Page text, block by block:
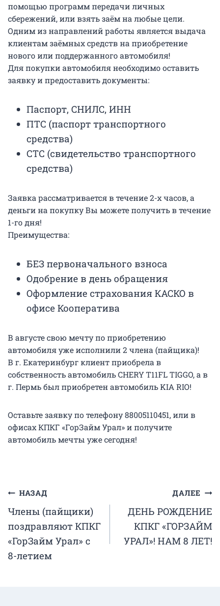
помощью программ передачи личных
сбережений, или взять заём на любые цели.
Одним из направлений работы является выдача
клиентам заёмных средств на приобретение
нового или поддержанного автомобиля!
Для покупки автомобиля необходимо оставить
заявку и предоставить документы:
Паспорт, СНИЛС, ИНН
ПТС (паспорт транспортного
средства)
СТС (свидетельство транспортного
средства)
Заявка рассматривается в течение 2-х часов, а
деньги на покупку Вы можете получить в течение
1-го дня!
Преимущества:
БЕЗ первоначального взноса
Одобрение в день обращения
Оформление страхования КАСКО в
офисе Кооператива
В августе свою мечту по приобретению
автомобиля уже исполнили 2 члена (пайщика)!
В г. Екатеринбург клиент приобрела в
собственность автомобиль CHERY T11FL TIGGO, а в
г. Пермь был приобретен автомобиль KIA RIO!
Оставьте заявку по телефону 88005110451, или в
офисах КПКГ «ГорЗайм Урал» и получите
автомобиль мечты уже сегодня!
Навигация
по
записям
НАЗАД
Члены (пайщики)
поздравляют КПКГ
«ГорЗайм Урал» с
8-летием
ДАЛЕЕ
ДЕНЬ РОЖДЕНИЕ
КПКГ «ГОРЗАЙМ
УРАЛ»! НАМ 8 ЛЕТ!